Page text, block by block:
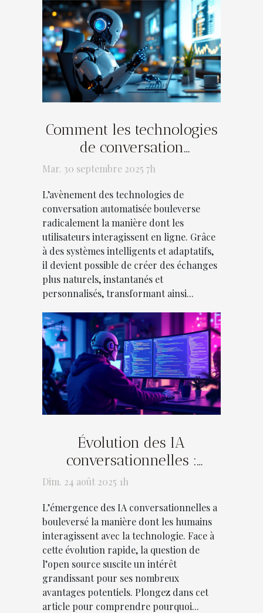
Comment les technologies
de conversation
automatisée transforment-
?
Mar. 30 septembre 2025 7h
L’avènement des technologies de
conversation automatisée bouleverse
radicalement la manière dont les
utilisateurs interagissent en ligne. Grâce
à des systèmes intelligents et adaptatifs,
il devient possible de créer des échanges
plus naturels, instantanés et
personnalisés, transformant ainsi...
Évolution des IA
conversationnelles :
Avantages de l'open source
Dim. 24 août 2025 1h
L’émergence des IA conversationnelles a
bouleversé la manière dont les humains
interagissent avec la technologie. Face à
cette évolution rapide, la question de
l’open source suscite un intérêt
grandissant pour ses nombreux
avantages potentiels. Plongez dans cet
article pour comprendre pourquoi...